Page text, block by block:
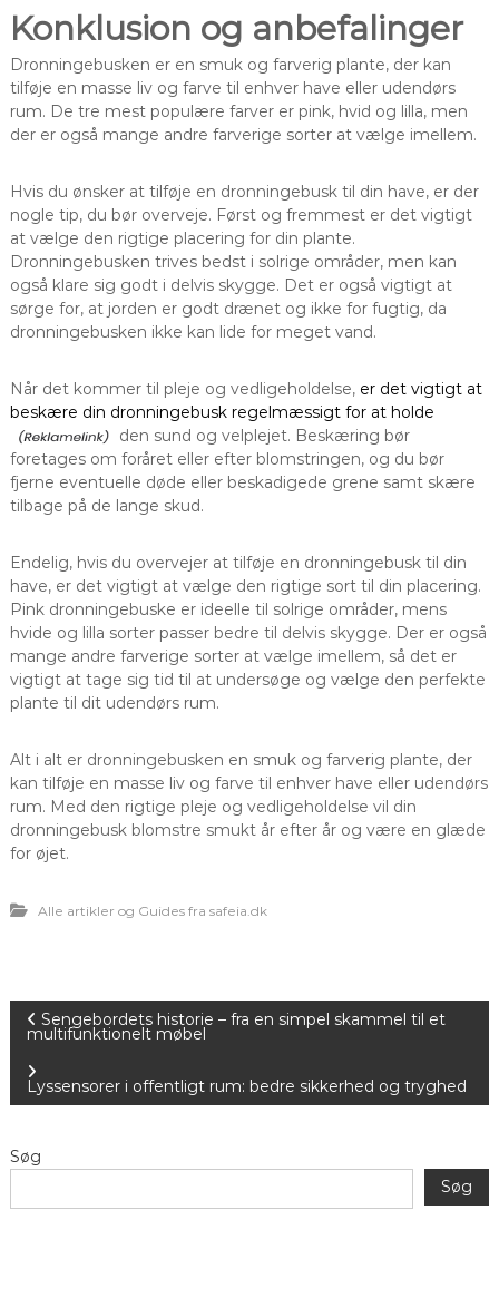
Konklusion og anbefalinger
Dronningebusken er en smuk og farverig plante, der kan
tilføje en masse liv og farve til enhver have eller udendørs
rum. De tre mest populære farver er pink, hvid og lilla, men
der er også mange andre farverige sorter at vælge imellem.
Hvis du ønsker at tilføje en dronningebusk til din have, er der
nogle tip, du bør overveje. Først og fremmest er det vigtigt
at vælge den rigtige placering for din plante.
Dronningebusken trives bedst i solrige områder, men kan
også klare sig godt i delvis skygge. Det er også vigtigt at
sørge for, at jorden er godt drænet og ikke for fugtig, da
dronningebusken ikke kan lide for meget vand.
Når det kommer til pleje og vedligeholdelse, er det vigtigt at
beskære din dronningebusk regelmæssigt for at holde
den sund og velplejet. Beskæring bør
foretages om foråret eller efter blomstringen, og du bør
fjerne eventuelle døde eller beskadigede grene samt skære
tilbage på de lange skud.
Endelig, hvis du overvejer at tilføje en dronningebusk til din
have, er det vigtigt at vælge den rigtige sort til din placering.
Pink dronningebuske er ideelle til solrige områder, mens
hvide og lilla sorter passer bedre til delvis skygge. Der er også
mange andre farverige sorter at vælge imellem, så det er
vigtigt at tage sig tid til at undersøge og vælge den perfekte
plante til dit udendørs rum.
Alt i alt er dronningebusken en smuk og farverig plante, der
kan tilføje en masse liv og farve til enhver have eller udendørs
rum. Med den rigtige pleje og vedligeholdelse vil din
dronningebusk blomstre smukt år efter år og være en glæde
for øjet.
Alle artikler og Guides fra safeia.dk
n
l
Sengebordets historie – fra en simpel skammel til et
multifunktionelt møbel
Lyssensorer i offentligt rum: bedre sikkerhed og tryghed
Søg
Søg